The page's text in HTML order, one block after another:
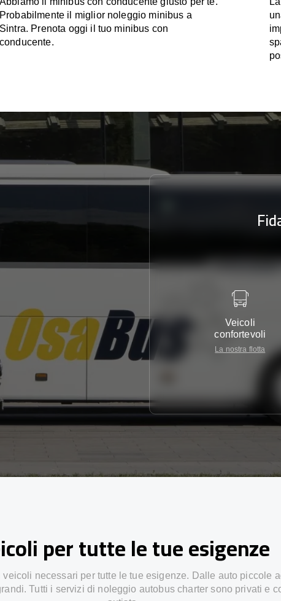
Probabilmente il miglior noleggio minibus a
Sintra. Prenota oggi il tuo minibus con
conducente.
Veicoli
confortevoli
La nostra flotta
per tutte le tue esigenze
veicoli necessari per tutte le tue esigenze. Dalle auto piccole
Tutti i servizi di noleggio autobus charter sono privati e